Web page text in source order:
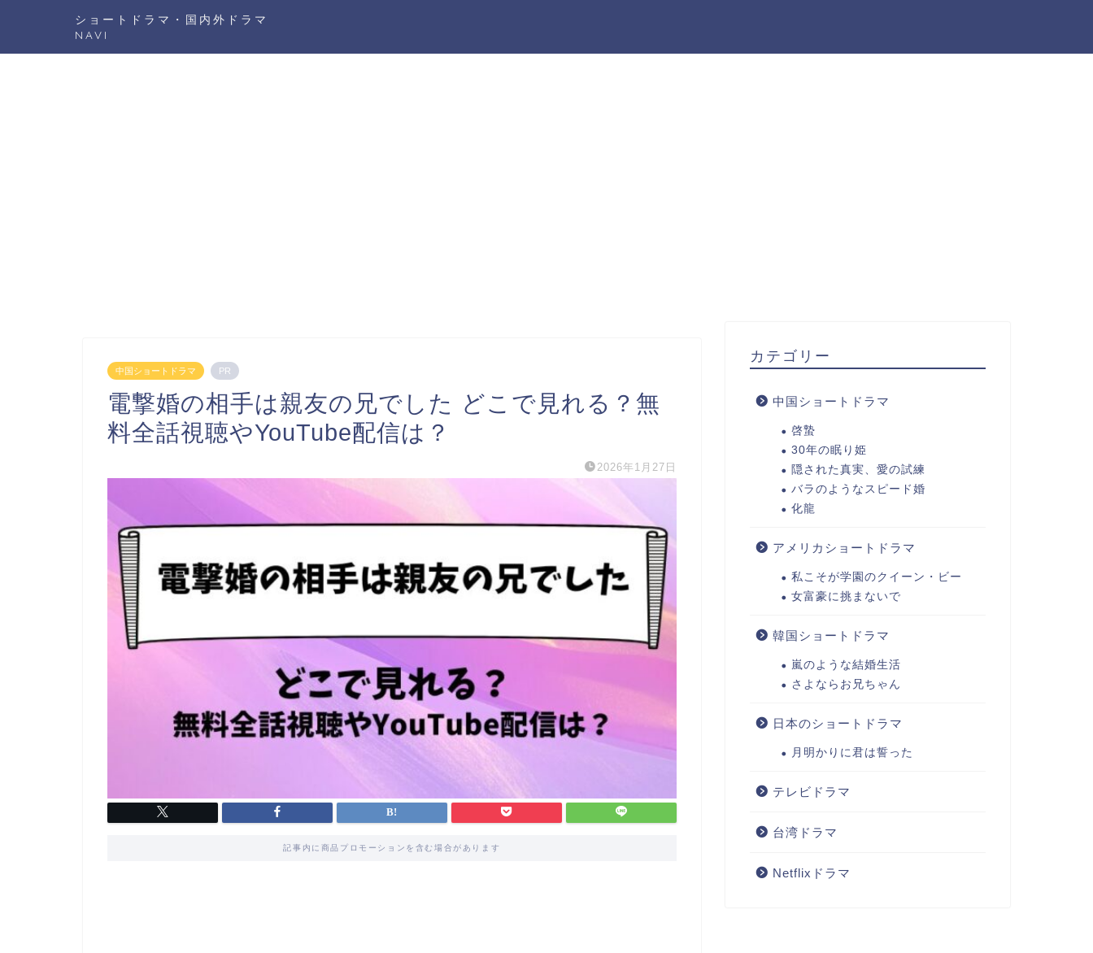
ショートドラマ・国内外ドラマ
NAVI
中国ショートドラマ PR
電撃婚の相手は親友の兄でした どこで見れる？無
料全話視聴やYouTube配信は？
2026年1月27日
記事内に商品プロモーションを含む場合があります
カテゴリー
中国ショートドラマ
啓蟄
30年の眠り姫
隠された真実、愛の試練
バラのようなスピード婚
化龍
アメリカショートドラマ
私こそが学園のクイーン・ビー
女富豪に挑まないで
韓国ショートドラマ
嵐のような結婚生活
さよならお兄ちゃん
日本のショートドラマ
月明かりに君は誓った
テレビドラマ
台湾ドラマ
Netflixドラマ